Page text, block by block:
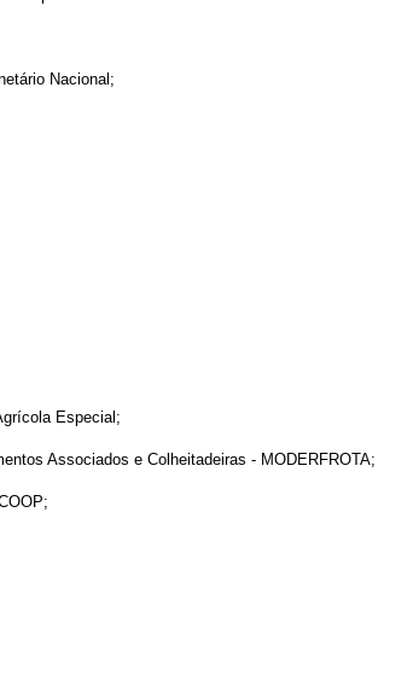
Nacional;
Especial;
Associados e Colheitadeiras - MODERFROTA;